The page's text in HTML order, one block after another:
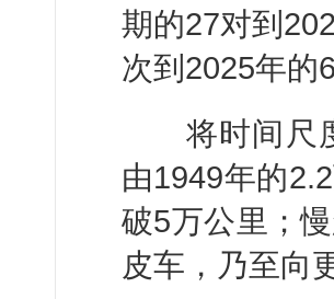
期的27对到
次到2025年
将时间尺度
由1949年的
破5万公里；
皮车，乃至向